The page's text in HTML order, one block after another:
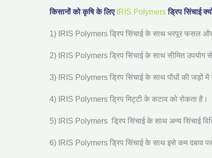
किसानों को कृषि के लिए IRIS Polymersड्रिप सिंचाई
1) IRIS Polymers ड्रिप सिंचाई के साथ भरपूर फसल
2) IRIS Polymers ड्रिप सिंचाई के साथ सीमित उपयोग
3) IRIS Polymers ड्रिप सिंचाई के साथ पौधों की जड़ों
4) IRIS Polymers ड्रिप मिट्टी के कटाव को रोकता है।
5) IRIS Polymers ड्रिप सिंचाई के साथ अन्य सिंचाई
6) IRIS Polymers ड्रिप सिंचाई के साथ इसे कम दबाव